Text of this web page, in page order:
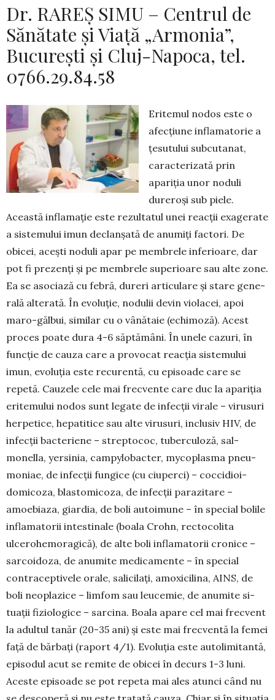
Dr. RAREȘ SIMU – Centrul de
Sănătate şi Viaţă „Armonia”,
Bucureşti și Cluj-Napoca, tel.
0766.29.84.58
Eritemul nodos este o
afecțiune inflamatorie a
țesutului subcutanat,
caracterizată prin
apariția unor noduli
dureroși sub piele.
Această inflamație este rezultatul unei reacții exagerate
a sistemului imun declan­șată de anumiți factori. De
obicei, acești noduli apar pe mem­brele in­fe­rioare, dar
pot fi prezenți și pe mem­brele superioare sau alte zone.
Ea se asociază cu febră, dureri arti­cu­lare și stare ge­ne­
rală alterată. În evoluție, nodulii devin violacei, apoi
maro-gălbui, si­milar cu o vânătaie (echimoză). Acest
proces poa­te dura 4-6 săptămâni. În unele cazuri, în
func­ție de cauza care a provocat reacția sistemului
imun, evoluția este recurentă, cu episoade care se
repetă. Cauzele cele mai frecvente care duc la apariția
erite­mului nodos sunt legate de infecții virale – virusuri
herpetice, hepatitice sau alte virusuri, inclusiv HIV, de
infecții bacteriene – streptococ, tuberculoză, sal­
monella, yersinia, cam­pylobacter, mycoplasma pne­u­
moniae, de infecții fun­gice (cu ciuperci) – cocci­dioi­
domicoza, blasto­mi­coza, de infecții parazitare –
amoebiaza, giardia, de boli autoimune – în special bo­lile
inflamatorii intestinale (boala Crohn, recto­co­lita
ulcerohemo­ra­gică), de alte boli inflamatorii cronice –
sarcoi­do­za, de anumite medicamente – în special
contra­ceptivele orale, salicilați, amoxicilina, AINS, de
boli neoplazice – limfom sau leucemie, de anumite si­­
tuații fiziologice – sarcina. Boala apare cel mai frec­vent
la adultul tanăr (20-35 ani) și este mai frec­ventă la femei
față de bărbați (raport 4/1). Evo­luția este autolimitantă,
episodul acut se remite de obicei în decurs 1-3 luni.
Aceste episoade se pot re­peta mai ales atunci când nu